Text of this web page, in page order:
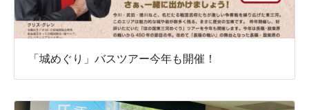
「城めぐり」バスツアー今年も開催！